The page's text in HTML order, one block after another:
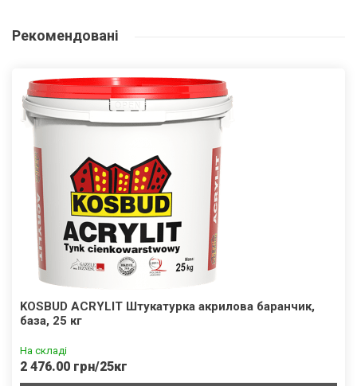
Рекомендовані
KOSBUD ACRYLIT Штукатурка акрилова баранчик,
база, 25 кг
На складі
2 476.00 грн/25кг